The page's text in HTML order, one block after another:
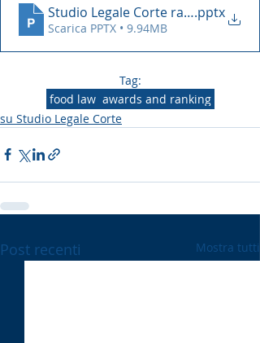
Studio Legale Corte ranking 2022
.pptx
Scarica PPTX • 9.94MB
Tag:
food law awards and ranking
su Studio Legale Corte
Post recenti Mostra tutti